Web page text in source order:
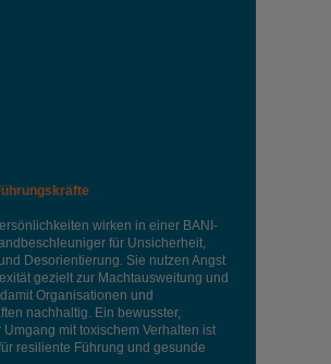
wirken in einer BANI-
für Unsicherheit,
Desorientierung. Sie nutzen Angst
gezielt zur Machtausweitung und
Organisationen und
nachhaltig. Ein bewusster,
Umgang mit toxischem Verhalten ist
resiliente Führung und gesunde